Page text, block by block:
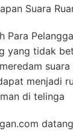
Suara
Para
yang tidak
menjadi
di telinga